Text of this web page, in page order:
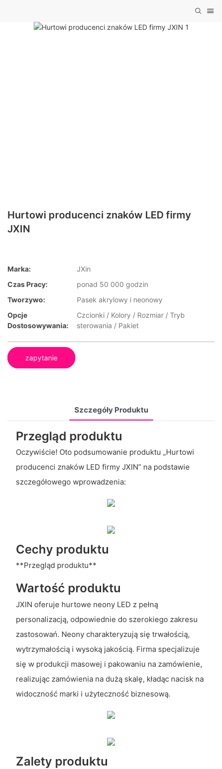
Hurtowi producenci znaków LED firmy
JXIN
Marka:
JXin
Czas Pracy:
ponad 50 000 godzin
Tworzywo:
Pasek akrylowy i neonowy
Opcje
Dostosowywania:
Czcionki / Kolory / Rozmiar / Tryb
sterowania / Pakiet
zapytanie
Szczegóły Produktu
Przegląd produktu
Oczywiście! Oto podsumowanie produktu „Hurtowi
producenci znaków LED firmy JXIN” na podstawie
szczegółowego wprowadzenia:
Cechy produktu
**Przegląd produktu**
Wartość produktu
JXIN oferuje hurtowe neony LED z pełną
personalizacją, odpowiednie do szerokiego zakresu
zastosowań. Neony charakteryzują się trwałością,
wytrzymałością i wysoką jakością. Firma specjalizuje
się w produkcji masowej i pakowaniu na zamówienie,
realizując zamówienia na dużą skalę, kładąc nacisk na
widoczność marki i użyteczność biznesową.
Zalety produktu